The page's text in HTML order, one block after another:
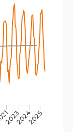
202320242025